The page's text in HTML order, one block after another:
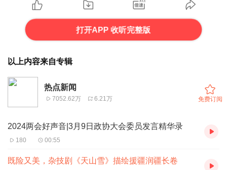
打开APP 收听完整版
以上内容来自专辑
热点新闻
7052.62万 6.21万 免费订阅
2024两会好声音|3月9日政协大会委员发言精华录
180 00:55
既险又美，杂技剧《天山雪》描绘援疆润疆长卷